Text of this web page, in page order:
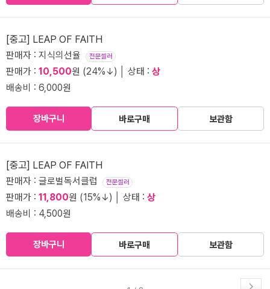
[중고] LEAP OF FAITH
판매자 : 지식의선율 전문셀러
판매가 : 10,500원 (24%↓) │ 상태 : 상
배송비 : 6,000원
장바구니 바로구매 보관함
[중고] LEAP OF FAITH
판매자 : 글로벌독서클럽 전문셀러
판매가 : 11,800원 (15%↓) │ 상태 : 상
배송비 : 4,500원
장바구니 바로구매 보관함